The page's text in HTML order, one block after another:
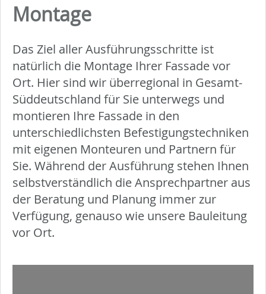
Montage
Das Ziel aller Ausführungsschritte ist
natürlich die Montage Ihrer Fassade vor
Ort. Hier sind wir überregional in Gesamt-
Süddeutschland für Sie unterwegs und
montieren Ihre Fassade in den
unterschiedlichsten Befestigungstechniken
mit eigenen Monteuren und Partnern für
Sie. Während der Ausführung stehen Ihnen
selbstverständlich die Ansprechpartner aus
der Beratung und Planung immer zur
Verfügung, genauso wie unsere Bauleitung
vor Ort.